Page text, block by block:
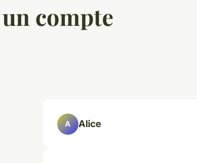
compte
A Alice